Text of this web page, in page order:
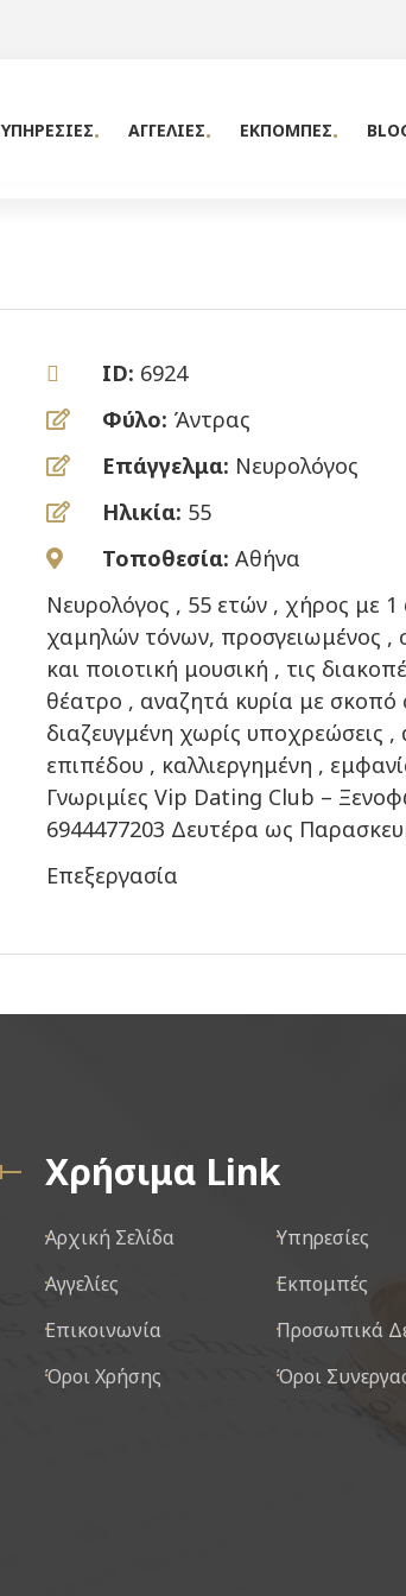
ΥΠΗΡΕΣΙΕΣ ΑΓΓΕΛΙΕΣ ΕΚΠΟΜΠΕΣ
ID: 6924
Φύλο: Άντρας
Επάγγελμα: Νευρολόγος
Ηλικία: 55
Τοποθεσία: Αθήνα
Νευρολόγος , 55 ετών , χήρος με
χαμηλών τόνων, προσγειωμένος ,
και ποιοτική μουσική , τις
θέατρο , αναζητά κυρία με
διαζευγμένη χωρίς υποχρεώσεις
επιπέδου , καλλιεργημένη ,
Γνωριμίες Vip Dating Club –
6944477203 Δευτέρα ως
Επεξεργασία
Χρήσιμα Link
Αρχική Σελίδα
Υπηρεσίες
Αγγελίες
Εκπομπές
Επικοινωνία
Προσωπικά
Όροι Χρήσης
Όροι